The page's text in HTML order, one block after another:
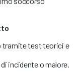
tramite test teorici e
incidente o malore.